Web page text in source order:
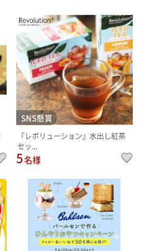
SNS懸賞
『レボリューション』水出し紅茶
セッ...
5名様